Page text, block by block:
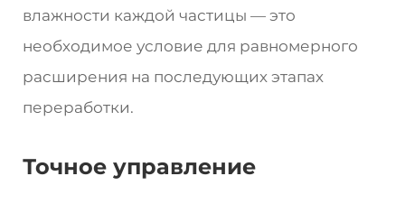
влажности каждой частицы — это
необходимое условие для равномерного
расширения на последующих этапах
переработки.
Точное управление